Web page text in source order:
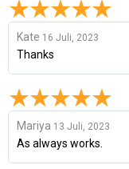
Kate 16 Juli, 2023
Thanks
Mariya 13 Juli, 2023
As always works.